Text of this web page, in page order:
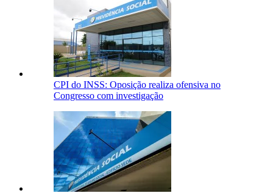
CPI do INSS: Oposição realiza ofensiva no
Congresso com investigação